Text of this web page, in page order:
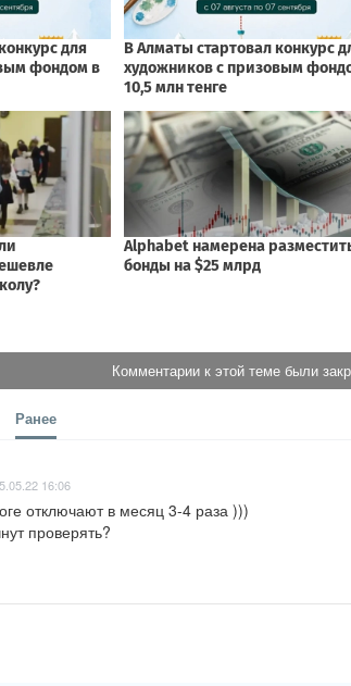
Комментарии к этой теме были
Ранее
16:06
отключают в месяц 3-4 раза )))
проверять?